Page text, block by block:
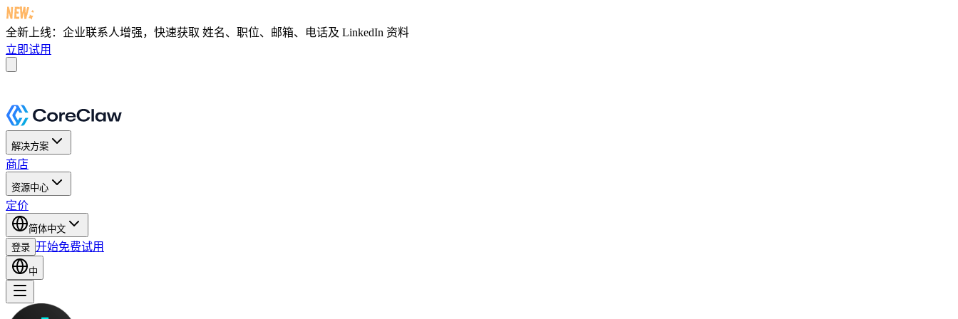
全新上线：企业联系人增强，快速获取 姓名、职位、邮箱、电话及 LinkedIn 资料
立即试用
解决方案
商店
资源中心
定价
简体中文
登录 开始免费试用
中